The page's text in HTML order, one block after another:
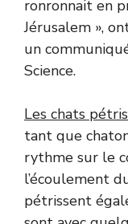
ronronnait en
Jérusalem »,
un
Science.
Les chats
tant que
rythme sur le
l’écoulement
pétrissent